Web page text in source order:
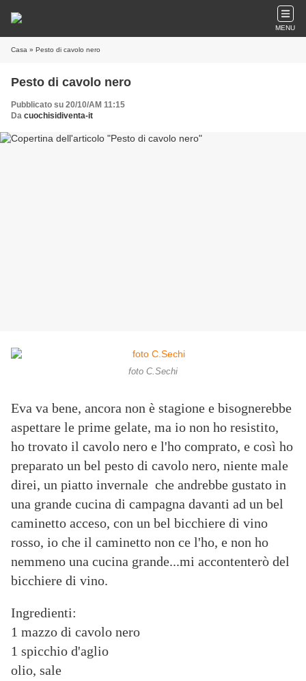
MENU
Casa » Pesto di cavolo nero
Pesto di cavolo nero
Pubblicato su 20/10/AM 11:15
Da cuochisidiventa-it
foto C.Sechi
Eva va bene, ancora non è stagione e bisognerebbe
aspettare le prime gelate, ma io non ho resistito,
ho trovato il cavolo nero e l'ho comprato, e così ho
preparato un bel pesto di cavolo nero, niente male
direi, un piatto invernale che andrebbe gustato in
una grande cucina di campagna davanti ad un bel
caminetto acceso, con un bel bicchiere di vino
rosso, io che il caminetto non ce l'ho, e non ho
nemmeno una cucina grande...mi accontenterò del
bicchiere di vino.
Ingredienti:
1 mazzo di cavolo nero
1 spicchio d'aglio
olio, sale